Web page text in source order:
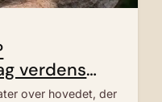
verdens
over hovedet, der